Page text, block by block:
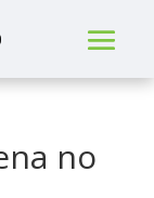
no